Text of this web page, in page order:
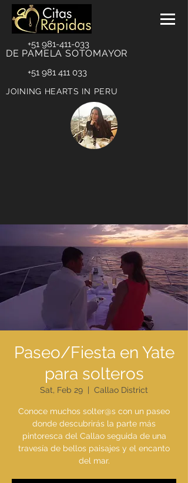
+51 981-411-033
DE PAMELA SOTOMAYOR
+51 981 411 033
JOINING HEARTS IN PERU
Paseo/Fiesta en Yate
para solteros
Sat, Feb 29 Callao District
Conoce muchos solter@s con un paseo
donde descubrirás la parte más
pintoresca del Callao seguida de una
travesía de bellos paisajes y el encanto